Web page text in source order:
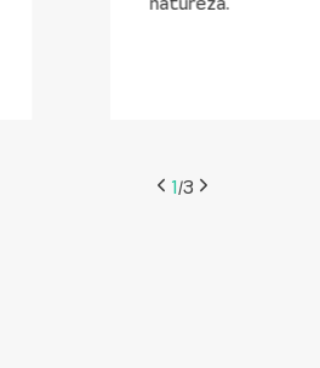
2/3